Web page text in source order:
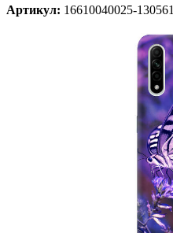
Артикул: 16610040025-130561